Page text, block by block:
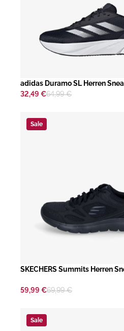
adidas Duramo SL Herren
32,49 €64,99 €
Sale
​SKECHERS Summits Herren
59,99 €69,99 €
Sale